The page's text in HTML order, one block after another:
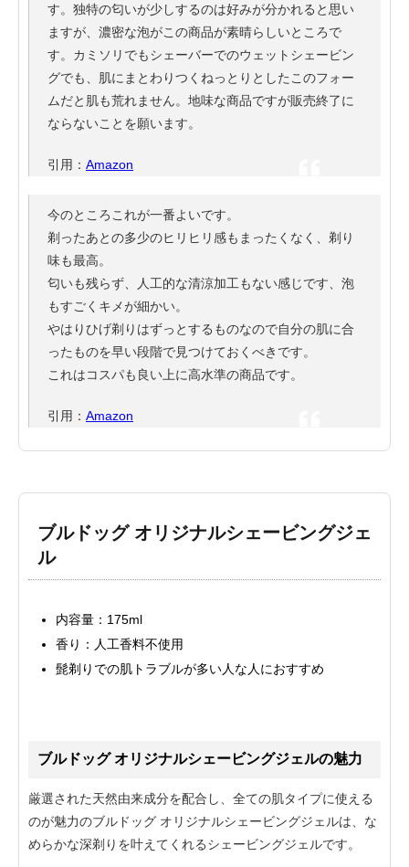
す。独特の匂いが少しするのは好みが分かれると思い
ますが、濃密な泡がこの商品が素晴らしいところで
す。カミソリでもシェーバーでのウェットシェービン
グでも、肌にまとわりつくねっとりとしたこのフォー
ムだと肌も荒れません。地味な商品ですが販売終了に
ならないことを願います。
引用： Amazon
今のところこれが一番よいです。
剃ったあとの多少のヒリヒリ感もまったくなく、剃り
味も最高。
匂いも残らず、人工的な清涼加工もない感じです、泡
もすごくキメが細かい。
やはりひげ剃りはずっとするものなので自分の肌に合
ったものを早い段階で見つけておくべきです。
これはコスパも良い上に高水準の商品です。
引用： Amazon
ブルドッグ オリジナルシェービングジェ
ル
内容量：175ml
香り：人工香料不使用
髭剃りでの肌トラブルが多い人な人におすすめ
ブルドッグ オリジナルシェービングジェルの魅力
厳選された天然由来成分を配合し、全ての肌タイプに使える
のが魅力のブルドッグ オリジナルシェービングジェルは、な
めらかな深剃りを叶えてくれるシェービングジェルです。